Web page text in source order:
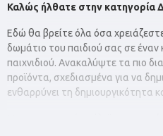
Καλώς ήλθατε στην κατηγορία
Εδώ θα βρείτε όλα όσα
δωμάτιο του παιδιού σας σε
παιχνιδιού. Ανακαλύψτε τα πιο
προϊόντα, σχεδιασμένα για να
ενθαρρύνει τη δημιουργικότητα